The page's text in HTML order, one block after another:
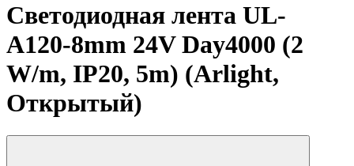
Светодиодная лента UL-
A120-8mm 24V Day4000 (2
W/m, IP20, 5m) (Arlight,
Открытый)